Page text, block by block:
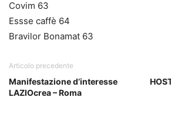
Covim 63
Essse caffè 64
Bravilor Bonamat 63
Articolo precedente
Manifestazione d’interesse
LAZIOcrea – Roma